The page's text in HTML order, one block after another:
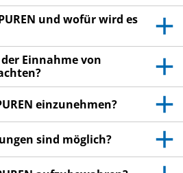
Sie es nicht an Dritte weiter.
schaden, auch wenn
Beschwerden haben wie Sie.
bemerken,
an Ihren Arzt oder
gilt auch für
die nicht in dieser
angegeben sind. Siehe
und wofür wird es
Einnahme von
einzunehmen?
sind möglich?